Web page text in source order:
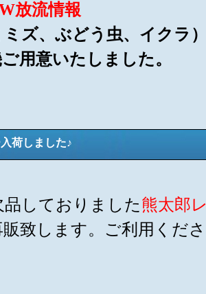
放流情報
ズ、ぶどう虫、イクラ
用意いたしました。
荷しました♪
品しておりました熊太郎
致します。ご利用くだ